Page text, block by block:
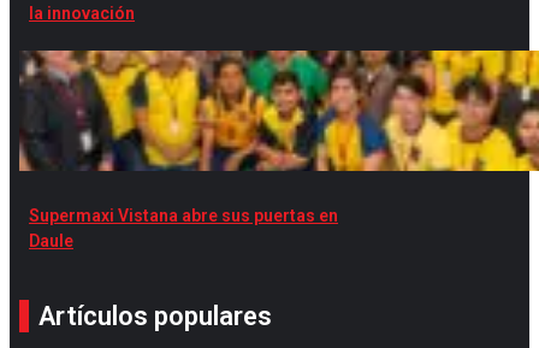
la innovación
Supermaxi Vistana abre sus puertas en
Daule
Artículos populares